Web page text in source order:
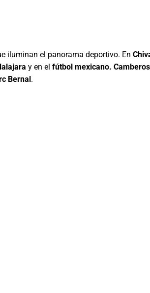
iluminan el panorama deportivo. En
y en el fútbol mexicano. Camberos
Bernal.